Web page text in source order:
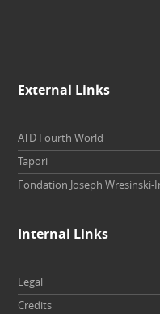
External Links
ATD Fourth World
Tapori
Fondation Joseph
Internal Links
Legal
Credits